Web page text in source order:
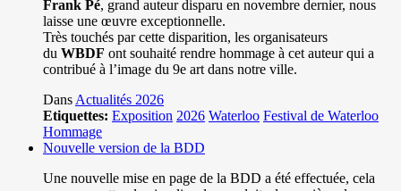
Frank Pé, grand auteur disparu en novembre dernier, nous
laisse une œuvre exceptionnelle.
Très touchés par cette disparition, les organisateurs
du WBDF ont souhaité rendre hommage à cet auteur qui a
contribué à l’image du 9e art dans notre ville.
Dans Actualités 2026
Etiquettes: Exposition 2026 Waterloo Festival de Waterloo
Hommage
Nouvelle version de la BDD
Une nouvelle mise en page de la BDD a été effectuée, cela